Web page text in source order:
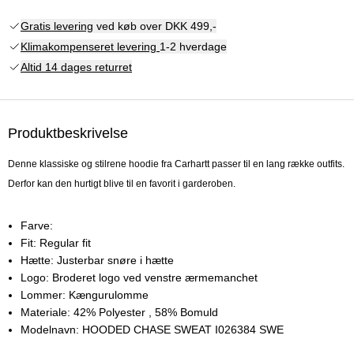
Gratis levering ved køb over DKK 499,-
Klimakompenseret levering 1-2 hverdage
Altid 14 dages returret
Produktbeskrivelse
Denne klassiske og stilrene hoodie fra Carhartt passer til en lang række outfits.
Derfor kan den hurtigt blive til en favorit i garderoben.
Farve:
Fit: Regular fit
Hætte: Justerbar snøre i hætte
Logo: Broderet logo ved venstre ærmemanchet
Lommer: Kængurulomme
Materiale: 42% Polyester
, 58% Bomuld
Modelnavn: HOODED CHASE SWEAT I026384 SWE